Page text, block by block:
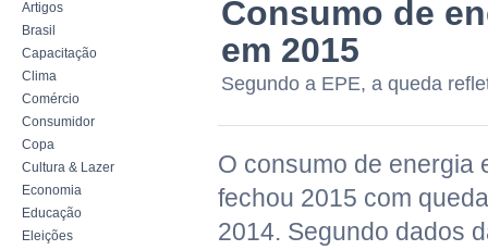
Artigos
Brasil
Capacitação
Clima
Comércio
Consumidor
Copa
Cultura & Lazer
Economia
Educação
Eleições
Consumo de
em 2015
Segundo a EPE, a queda
O consumo de energia
fechou 2015 com
2014. Segundo dados